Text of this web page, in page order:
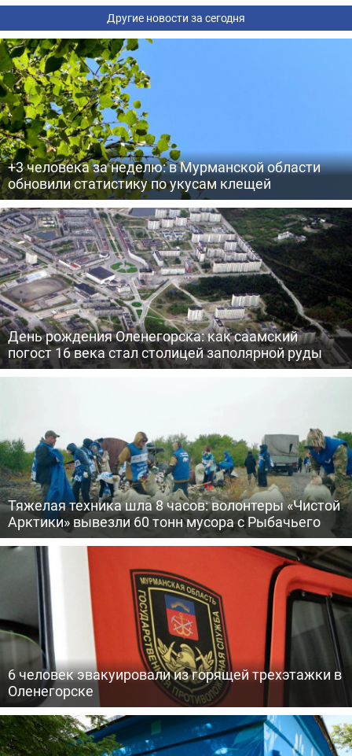
Другие новости за сегодня
+3 человека за неделю: в Мурманской области
обновили статистику по укусам клещей
День рождения Оленегорска: как саамский
погост 16 века стал столицей заполярной руды
Тяжелая техника шла 8 часов: волонтеры «Чистой
Арктики» вывезли 60 тонн мусора с Рыбачьего
6 человек эвакуировали из горящей трехэтажки в
Оленегорске